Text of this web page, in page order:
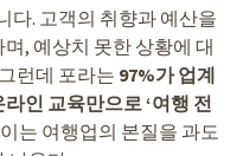
다. 고객의 취향과 예산을
, 예상치 못한 상황에 대
런데 포라는 97%가 업계
인 교육만으로 ‘여행 전
는 여행업의 본질을 과도